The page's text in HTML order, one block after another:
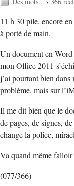
11 h 30 pile, encore
à porté de main.
Un document en
mon Office 2011
j’ai pourtant bien
problème, mais sur
Il me dit bien que le
de pages, de signes,
change la police,
Va quand même
(077/366)